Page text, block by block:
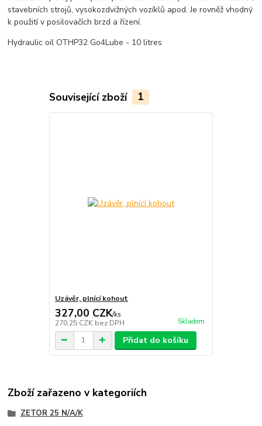
stavebních strojů, vysokozdvižných vozíklů apod. Je rovněž vhodný
k použití v posilovačích brzd a řízení.
Hydraulic oil OTHP32 Go4Lube - 10 litres
Související zboží 1
Uzávěr, plnící kohout
327,00 CZK/ks
270,25 CZK bez DPH Skladem
Přidat do košíku
Zboží zařazeno v kategoriích
ZETOR 25 N/A/K